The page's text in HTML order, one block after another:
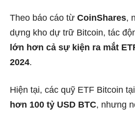
Theo báo cáo từ CoinShares,
dựng kho dự trữ Bitcoin, tác
lớn hơn cả sự kiện ra mắt
2024.
Hiện tại, các quỹ ETF Bitcoin
hơn 100 tỷ USD BTC, nhưng